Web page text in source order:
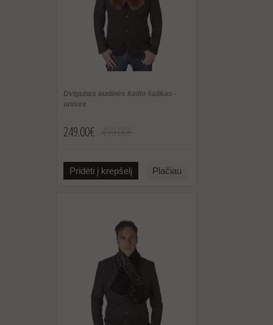
Dvigubas audinės kailio šalikas -
unisex
249.00€
Pridėti į krepšelį Plačiau